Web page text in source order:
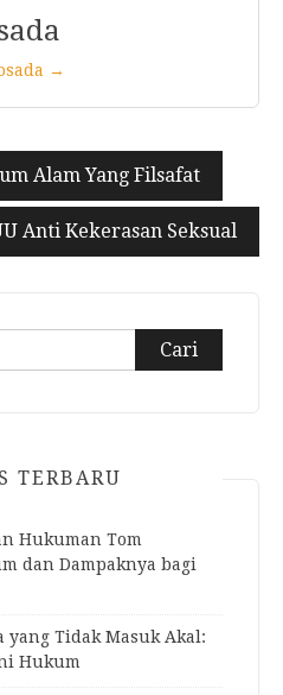
→
Alam Yang Filsafat
Anti Kekerasan Seksual
TERBARU
Hukuman Tom
dan Dampaknya bagi
Tidak Masuk Akal:
Hukum